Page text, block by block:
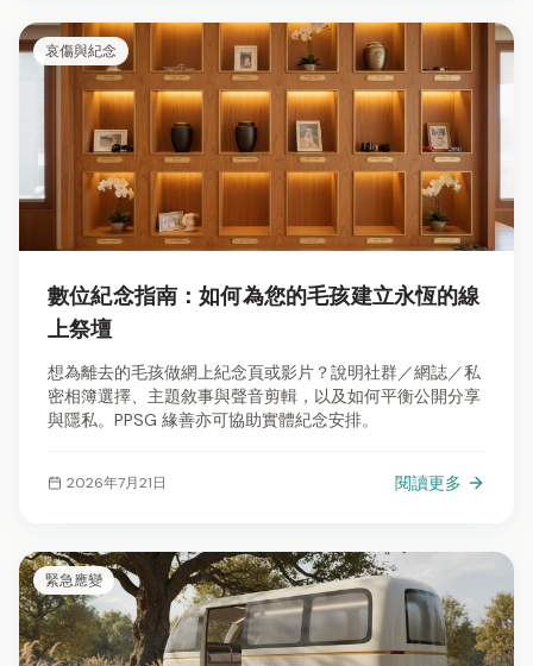
哀傷與紀念
數位紀念指南：如何為您的毛孩建立永恆的線
上祭壇
想為離去的毛孩做網上紀念頁或影片？說明社群／網誌／私
密相簿選擇、主題敘事與聲音剪輯，以及如何平衡公開分享
與隱私。PPSG 緣善亦可協助實體紀念安排。
2026年7月21日 閱讀更多
緊急應變